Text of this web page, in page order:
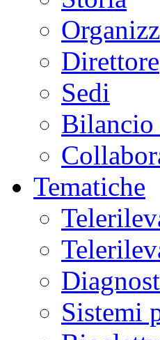
Direttore
Sedi
Bilancio
Tematiche
Sistemi